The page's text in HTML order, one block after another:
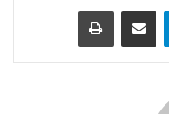
تيلقرام مشاركة عبر البريد طباعة